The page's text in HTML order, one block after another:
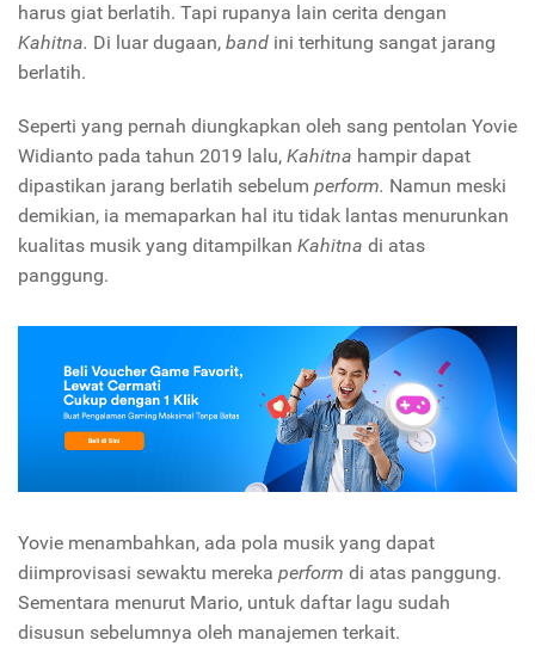
harus giat berlatih. Tapi rupanya lain cerita dengan
Kahitna. Di luar dugaan, band ini terhitung sangat jarang
berlatih.
Seperti yang pernah diungkapkan oleh sang pentolan Yovie
Widianto pada tahun 2019 lalu, Kahitna hampir dapat
dipastikan jarang berlatih sebelum perform. Namun meski
demikian, ia memaparkan hal itu tidak lantas menurunkan
kualitas musik yang ditampilkan Kahitna di atas
panggung.
Yovie menambahkan, ada pola musik yang dapat
diimprovisasi sewaktu mereka perform di atas panggung.
Sementara menurut Mario, untuk daftar lagu sudah
disusun sebelumnya oleh manajemen terkait.